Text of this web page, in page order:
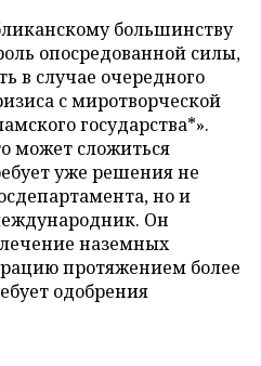
большинству
опосредованной силы,
в случае очередного
с миротворческой
государства*».
может сложиться
уже решения не
но и
Он
наземных
протяжением более
одобрения